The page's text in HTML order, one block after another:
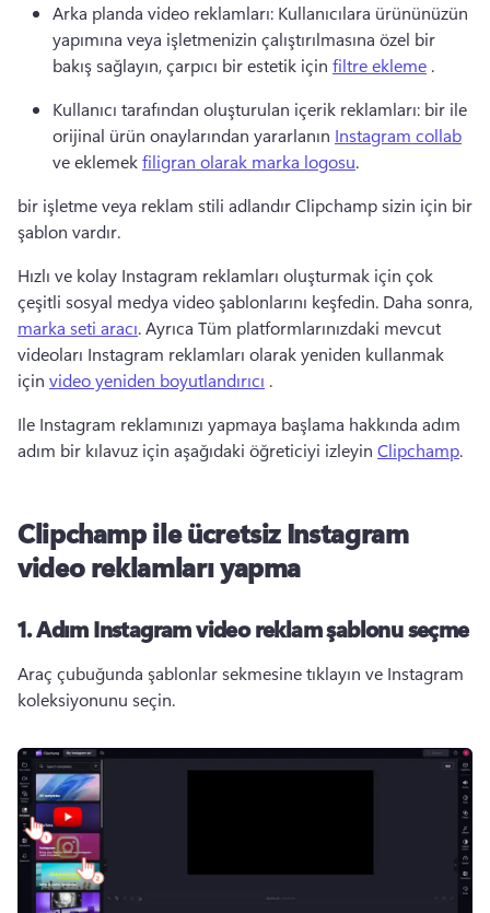
Arka planda video reklamları: Kullanıcılara ürününüzün
yapımına veya işletmenizin çalıştırılmasına özel bir
bakış sağlayın, çarpıcı bir estetik için filtre ekleme .
Kullanıcı tarafından oluşturulan içerik reklamları: bir ile
orijinal ürün onaylarından yararlanın Instagram collab
ve eklemek filigran olarak marka logosu.
bir işletme veya reklam stili adlandır Clipchamp sizin için bir
şablon vardır.
Hızlı ve kolay Instagram reklamları oluşturmak için çok
çeşitli sosyal medya video şablonlarını keşfedin.
marka seti aracı. Ayrıca Tüm platformlarınızdaki mevcut
videoları Instagram reklamları olarak yeniden kullanmak
için video yeniden boyutlandırıcı .
Ile Instagram reklamınızı yapmaya başlama hakkında adım
adım bir kılavuz için aşağıdaki öğreticiyi izleyin Clipchamp.
Clipchamp ile ücretsiz Instagram
video reklamları yapma
1. AdımInstagram video reklam şablonu seçme
Araç çubuğunda şablonlar sekmesine tıklayın ve Instagram
koleksiyonunu seçin.